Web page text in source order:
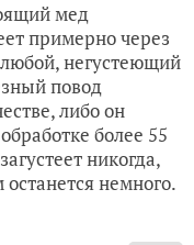
мед
примерно через
негустеющий
повод
либо он
более 55
никогда,
немного.